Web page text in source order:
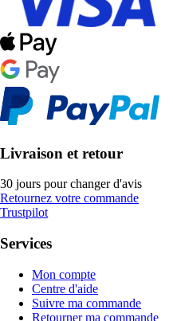
Livraison et retour
30 jours pour changer d'avis
Retournez votre commande
Trustpilot
Services
Mon compte
Centre d'aide
Suivre ma commande
Retourner ma commande